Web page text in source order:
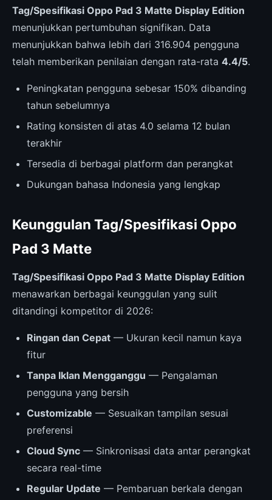
Tag/Spesifikasi Oppo Pad 3 Matte Display Edition
menunjukkan pertumbuhan signifikan. Data
menunjukkan bahwa lebih dari 316.904 pengguna
telah memberikan penilaian dengan rata-rata 4.4/5.
Peningkatan pengguna sebesar 150% dibanding
tahun sebelumnya
Rating konsisten di atas 4.0 selama 12 bulan
terakhir
Tersedia di berbagai platform dan perangkat
Dukungan bahasa Indonesia yang lengkap
Keunggulan Tag/Spesifikasi Oppo
Pad 3 Matte
Tag/Spesifikasi Oppo Pad 3 Matte Display Edition
menawarkan berbagai keunggulan yang sulit
ditandingi kompetitor di 2026:
Ringan dan Cepat — Ukuran kecil namun kaya
fitur
Tanpa Iklan Mengganggu — Pengalaman
pengguna yang bersih
Customizable — Sesuaikan tampilan sesuai
preferensi
Cloud Sync — Sinkronisasi data antar perangkat
secara real-time
Regular Update — Pembaruan berkala dengan